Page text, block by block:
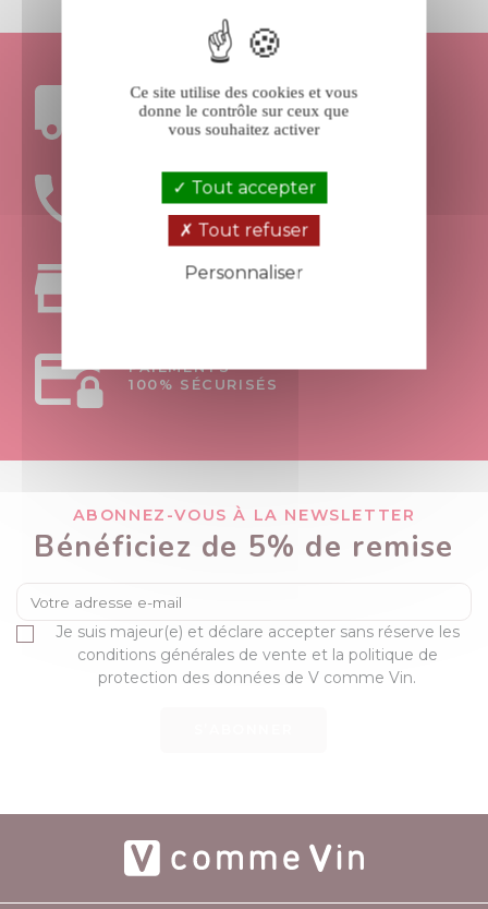
FRAIS DE PORT
OFFERTS DÈS 199€ D’ACHAT
UNE ÉQUIPE
RETRAIT
PAIEMENTS
100% SÉCURISÉS
ABONNEZ-VOUS À LA NEWSLETTER
Bénéficiez de 5% de remise
Je suis majeur(e) et déclare accepter sans réserve les
conditions générales de vente et la politique de
protection des données de V comme Vin.
Ce site utilise des cookies et vous
donne le contrôle sur ceux que
vous souhaitez activer
Tout accepter
Tout refuser
Personnaliser